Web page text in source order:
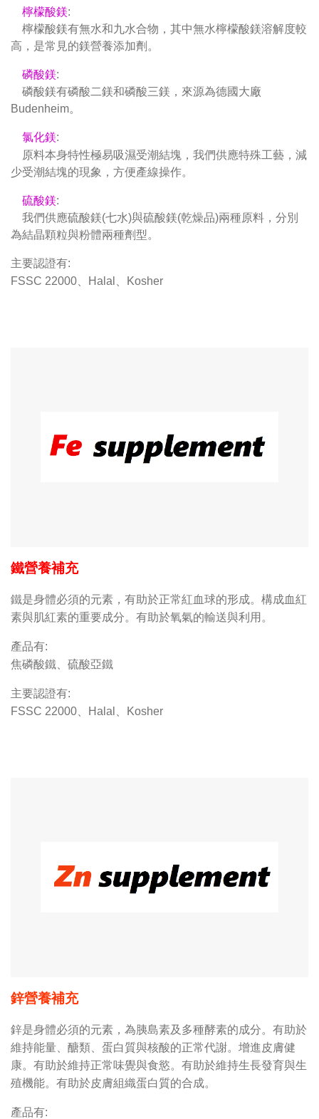
檸檬酸鎂:
檸檬酸鎂有無水和九水合物，其中無水檸檬酸鎂溶解度較
高，是常見的鎂營養添加劑。
磷酸鎂:
磷酸鎂有磷酸二鎂和磷酸三鎂，來源為德國大廠
Budenheim。
氯化鎂:
原料本身特性極易吸濕受潮結塊，我們供應特殊工藝，減
少受潮結塊的現象，方便產線操作。
硫酸鎂:
我們供應硫酸鎂(七水)與硫酸鎂(乾燥品)兩種原料，分別
為結晶顆粒與粉體兩種劑型。
主要認證有:
FSSC 22000、Halal、Kosher
鐵營養補充
鐵是身體必須的元素，有助於正常紅血球的形成。構成血紅
素與肌紅素的重要成分。有助於氧氣的輸送與利用。
產品有:
焦磷酸鐵、硫酸亞鐵
主要認證有:
FSSC 22000、Halal、Kosher
鋅營養補充
鋅是身體必須的元素，為胰島素及多種酵素的成分。有助於
維持能量、醣類、蛋白質與核酸的正常代謝。增進皮膚健
康。有助於維持正常味覺與食慾。有助於維持生長發育與生
殖機能。有助於皮膚組織蛋白質的合成。
產品有: